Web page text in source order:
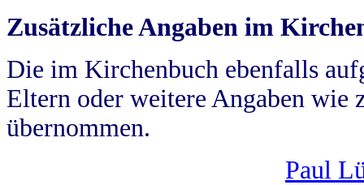
Zusätzliche Angaben im
Die im Kirchenbuch ebenfalls
Eltern oder weitere Angaben wie
übernommen.
Paul